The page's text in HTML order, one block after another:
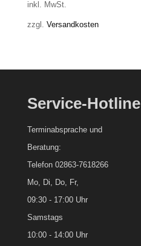
inkl. MwSt.
zzgl. Versandkosten
Service-Hotline
Terminabsprache und
Beratung:
Telefon 02863-7618266
Mo, Di, Do, Fr,
09:30 - 17:00 Uhr
Samstags
10:00 - 14:00 Uhr